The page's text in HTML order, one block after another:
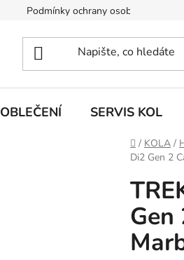
Podmínky ochrany osobních údajů
OBLEČENÍ SERVIS KOL
Domů
/ KOLA /
Di2 Gen 2
Gen